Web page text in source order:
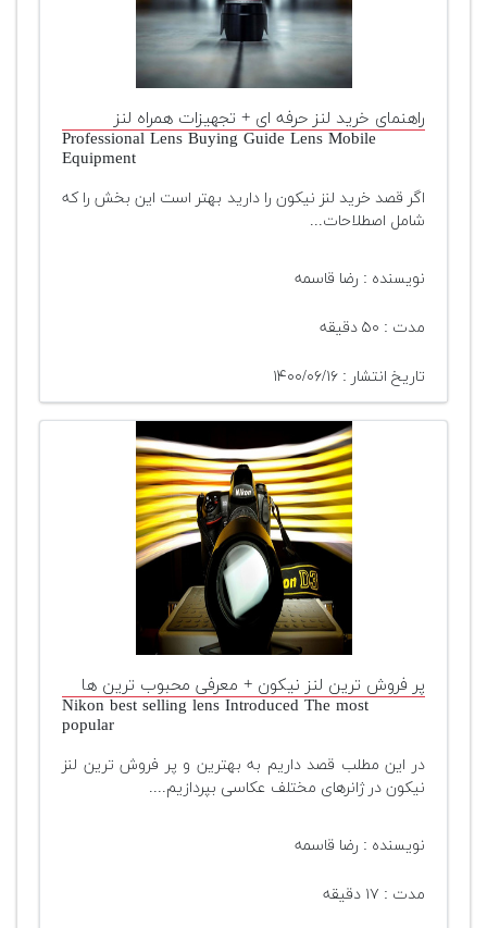
راهنمای خرید لنز حرفه ای + تجهیزات همراه لنز
Professional Lens Buying Guide Lens Mobile
Equipment
اگر قصد خرید لنز نیکون را دارید بهتر است این بخش را که
شامل اصطلاحات...
نویسنده : رضا قاسمه
مدت : ۵۰ دقیقه
تاریخ انتشار : ۱۴۰۰/۰۶/۱۶
پر فروش ترین لنز نیکون + معرفی محبوب ترین ها
Nikon best selling lens Introduced The most
popular
در این مطلب قصد داریم به بهترین و پر فروش ترین لنز
نیکون در ژانرهای مختلف عکاسی بپردازیم....
نویسنده : رضا قاسمه
مدت : ۱۷ دقیقه